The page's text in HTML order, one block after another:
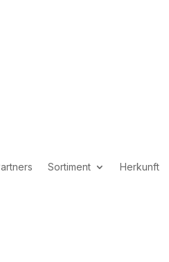
Sortiment Herkunft